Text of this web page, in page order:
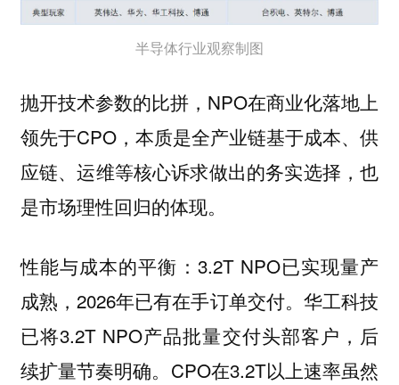
半导体行业观察制图
抛开技术参数的比拼，NPO在商业化落地上
领先于CPO，本质是全产业链基于成本、供
应链、运维等核心诉求做出的务实选择，也
是市场理性回归的体现。
性能与成本的平衡： 3.2T NPO已实现量产
成熟，2026年已有在手订单交付。华工科技
已将3.2T NPO产品批量交付头部客户，后
续扩量节奏明确。CPO在3.2T以上速率虽然